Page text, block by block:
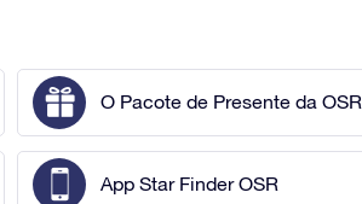
O Pacote de Presente da OSR
App Star Finder OSR